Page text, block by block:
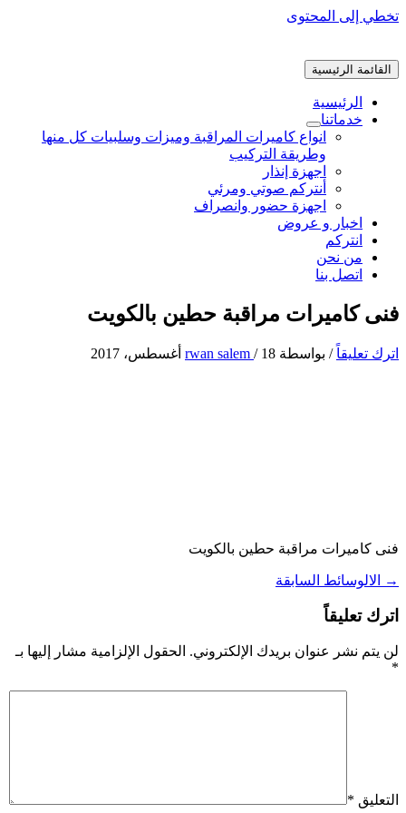
تخطي إلى المحتوى
القائمة الرئيسية
الرئيسية
خدماتنا
انواع كاميرات المراقبة وميزات وسلبيات كل منها
وطريقة التركيب
اجهزة إنذار
أنتركم صوتي ومرئي
اجهزة حضور وانصراف
اخبار و عروض
انتركم
من نحن
اتصل بنا
فنى كاميرات مراقبة حطين بالكويت
اترك تعليقاً / بواسطة rwan salem / 18 أغسطس، 2017
فنى كاميرات مراقبة حطين بالكويت
→ الالوسائط السابقة
اترك تعليقاً
لن يتم نشر عنوان بريدك الإلكتروني. الحقول الإلزامية مشار إليها بـ
*
التعليق *